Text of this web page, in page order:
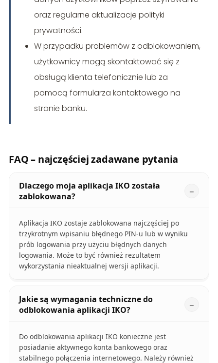
oraz regularne aktualizacje polityki
prywatności.
W przypadku problemów z odblokowaniem,
użytkownicy mogą skontaktować się z
obsługą klienta telefonicznie lub za
pomocą formularza kontaktowego na
stronie banku.
FAQ – najczęściej zadawane pytania
Dlaczego moja aplikacja IKO została
zablokowana?
Aplikacja IKO zostaje zablokowana najczęściej po
trzykrotnym wpisaniu błędnego PIN-u lub w wyniku
prób logowania przy użyciu błędnych danych
logowania. Może to być również rezultatem
wykorzystania nieaktualnej wersji aplikacji.
Jakie są wymagania techniczne do
odblokowania aplikacji IKO?
Do odblokowania aplikacji IKO konieczne jest
posiadanie aktywnego konta bankowego oraz
stabilnego połączenia internetowego. Należy również